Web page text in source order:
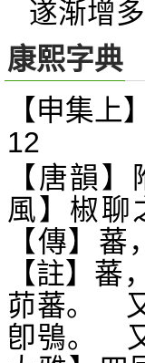
遂渐增
康熙字典
【申集
12
【唐韻
風】椒聊
【傳】
【註】
茆蕃。
卽鴞。